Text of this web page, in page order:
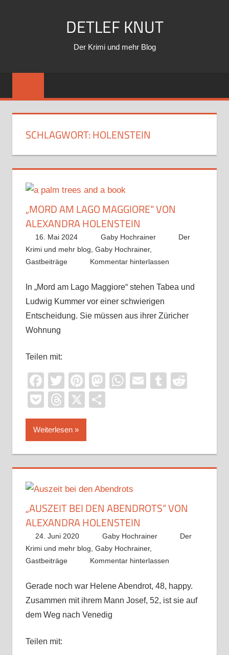
DETLEF KNUT
Der Krimi und mehr Blog
SCHLAGWORT:HOLENSTEIN
„MORD AM LAGO MAGGIORE“ VON
ALEXANDRA HOLENSTEIN
16. Mai 2024 Gaby Hochrainer
Der
Krimi und mehr blog Gaby Hochrainer,
Gastbeiträge
Kommentar hinterlassen
In „Mord am Lago Maggiore“ stehen Tabea und
Ludwig Kummer vor einer schwierigen
Entscheidung. Sie müssen aus ihrer Züricher
Wohnung
Teilen mit:
Facebook
TwitterPinterest
Mastodon
WhatsApp
EmailTumblr
PocketThreads
X
Weiterlesen
„AUSZEIT BEI DEN ABENDROTS“ VON
ALEXANDRA HOLENSTEIN
24. Juni 2020 Gaby Hochrainer
Der
Krimi und mehr blog Gaby Hochrainer,
Gastbeiträge
Kommentar hinterlassen
Gerade noch war Helene Abendrot, 48, happy.
Zusammen mit ihrem Mann Josef, 52, ist sie auf
dem Weg nach Venedig
Teilen mit: